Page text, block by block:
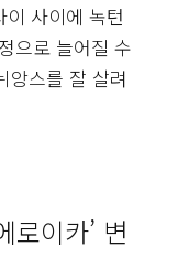
사이에 녹턴
으로 늘어질 수
앙스를 잘 살려
로이카’ 변